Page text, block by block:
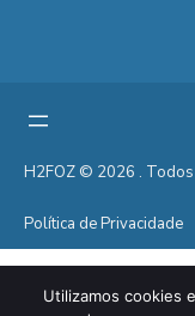
H2FOZ © 2026 .
Política de Privacidade
Utilizamos cookies